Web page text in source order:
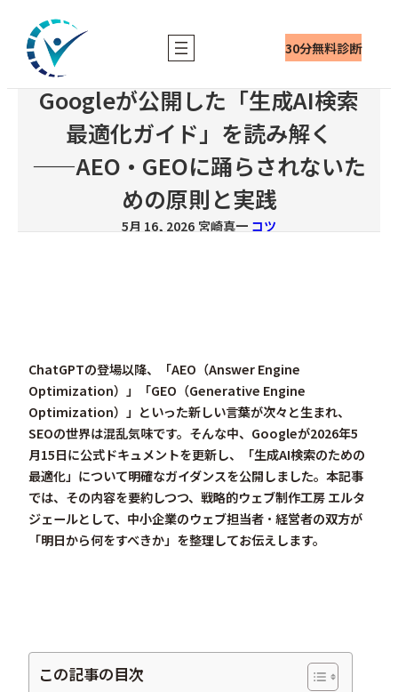
30分無料診断
Googleが公開した「生成AI検索
最適化ガイド」を読み解く
――AEO・GEOに踊らされないた
めの原則と実践
5月 16, 2026 宮崎真一 コツ
ChatGPTの登場以降、「AEO（Answer Engine
Optimization）」「GEO（Generative Engine
Optimization）」といった新しい言葉が次々と生まれ、
SEOの世界は混乱気味です。そんな中、Googleが2026年5
月15日に公式ドキュメントを更新し、
「生成AI検索のための
最適化」 について明確なガイダンスを公開しました。本記事
では、その内容を要約しつつ、戦略的ウェブ制作工房 エルタ
ジェールとして、中小企業のウェブ担当者・経営者の双方が
「明日から何をすべきか」を整理してお伝えします。
この記事の目次